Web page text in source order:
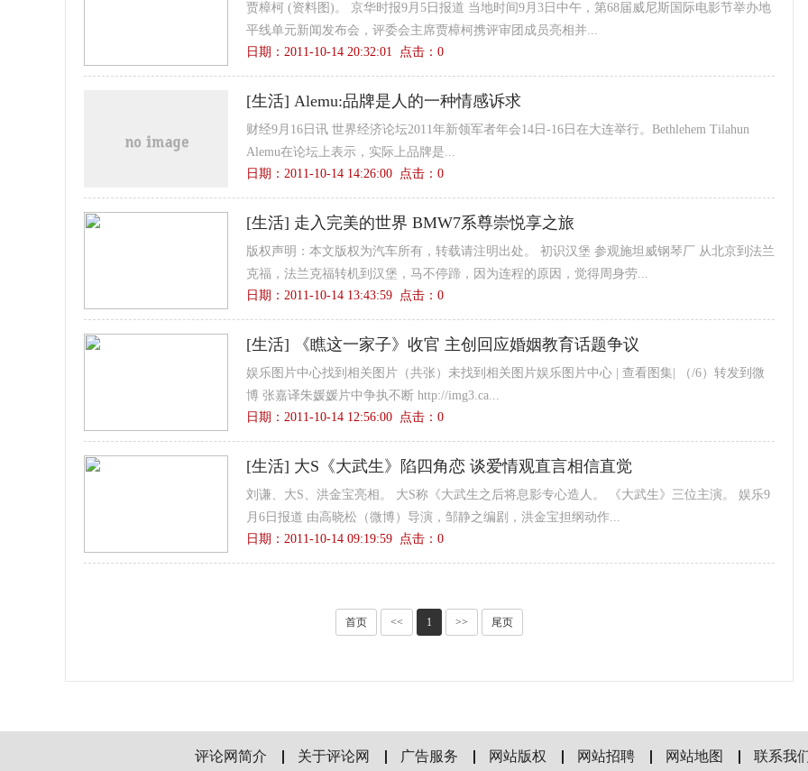
贾樟柯 (资料图)。 京华时报9月5日报道 当地时间9月3日中午，第68届威尼斯国际电影节举办地
平线单元新闻发布会，评委会主席贾樟柯携评审团成员亮相并...
日期：2011-10-14 20:32:01 点击： 0
[生活] Alemu:品牌是人的一种情感诉求
财经9月16日讯 世界经济论坛2011年新领军者年会14日-16日在大连举行。Bethlehem Tilahun
Alemu在论坛上表示，实际上品牌是...
日期：2011-10-14 14:26:00 点击： 0
[生活] 走入完美的世界 BMW7系尊崇悦享之旅
版权声明：本文版权为汽车所有，转载请注明出处。 初识汉堡 参观施坦威钢琴厂 从北京到法兰
克福，法兰克福转机到汉堡，马不停蹄，因为连程的原因，觉得周身劳...
日期：2011-10-14 13:43:59 点击： 0
[生活] 《瞧这一家子》收官 主创回应婚姻教育话题争议
娱乐图片中心找到相关图片（共张）未找到相关图片娱乐图片中心 | 查看图集| （/6）转发到微
博 张嘉译朱媛媛片中争执不断 http://img3.ca...
日期：2011-10-14 12:56:00 点击： 0
[生活] 大S《大武生》陷四角恋 谈爱情观直言相信直觉
刘谦、大S、洪金宝亮相。 大S称《大武生之后将息影专心造人。 《大武生》三位主演。 娱乐9
月6日报道 由高晓松（微博）导演，邹静之编剧，洪金宝担纲动作...
日期：2011-10-14 09:19:59 点击： 0
首页 << 1 >> 尾页
评论网简介 关于评论网 广告服务 网站版权 网站招聘 网站地图 联系我